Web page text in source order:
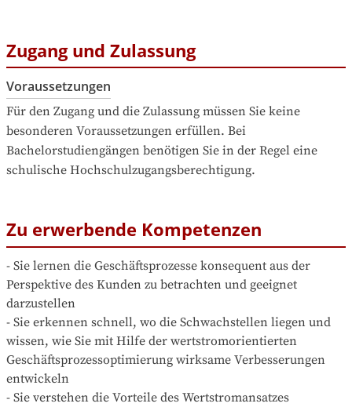
Zugang und Zulassung
Voraussetzungen
Für den Zugang und die Zulassung müssen Sie keine
besonderen Voraussetzungen erfüllen. Bei
Bachelorstudiengängen benötigen Sie in der Regel eine
schulische Hochschulzugangsberechtigung.
Zu erwerbende Kompetenzen
- Sie lernen die Geschäftsprozesse konsequent aus der
Perspektive des Kunden zu betrachten und geeignet
darzustellen
- Sie erkennen schnell, wo die Schwachstellen liegen und
wissen, wie Sie mit Hilfe der wertstromorientierten
Geschäftsprozessoptimierung wirksame Verbesserungen
entwickeln
- Sie verstehen die Vorteile des Wertstromansatzes